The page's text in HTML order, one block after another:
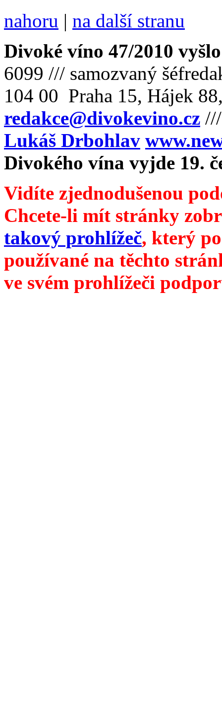
nahoru | na další stranu
Divoké víno 47/2010
6099 /// samozvaný
104 00 Praha 15, Hájek
redakce@divokevino.cz
Lukáš Drbohlav
Divokého vína vyjde 19.
Vidíte zjednodušenou
Chcete-li mít stránky
takový prohlížeč, který
používané na těchto
ve svém prohlížeči